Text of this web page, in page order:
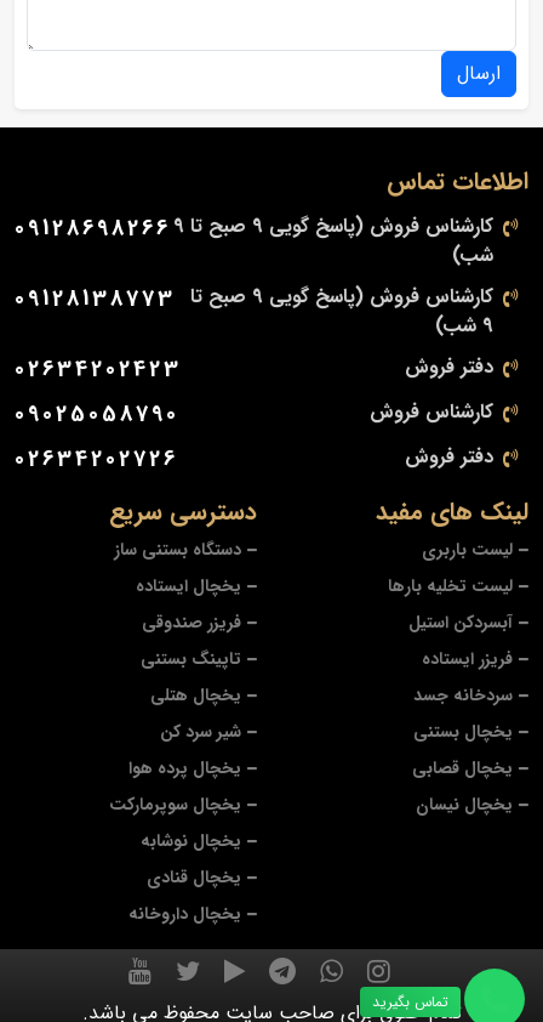
ارسال
دسترسی سریع
دستگاه بستنی ساز
یخچال ایستاده
فریزر صندوقی
تاپینگ بستنی
یخچال هتلی
شیر سرد کن
یخچال پرده هوا
یخچال سوپرمارکت
یخچال نوشابه
یخچال قنادی
یخچال داروخانه
لینک های مفید
لیست باربری
لیست تخلیه بارها
آبسردکن استیل
فریزر ایستاده
سردخانه جسد
یخچال بستنی
یخچال قصابی
یخچال نیسان
اطلاعات تماس
کارشناس فروش (پاسخ گویی 9 صبح تا 9
شب)
09128698266
کارشناس فروش (پاسخ گویی 9 صبح تا
9 شب)
09128138773
دفتر فروش 02634202423
کارشناس فروش 09025058790
دفتر فروش 02634202726
تمام حقوق برای صاحب سایت محفوظ می باشد.
تماس بگیرید